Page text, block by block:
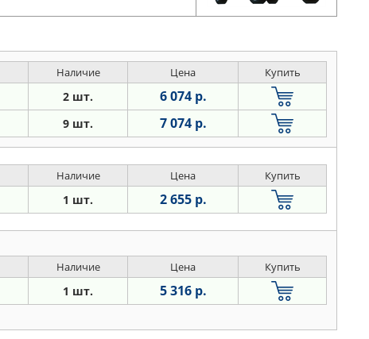
Наличие Цена Купить
2 шт. 6 074 р.
9 шт. 7 074 р.
Наличие Цена Купить
1 шт. 2 655 р.
Наличие Цена Купить
1 шт. 5 316 р.